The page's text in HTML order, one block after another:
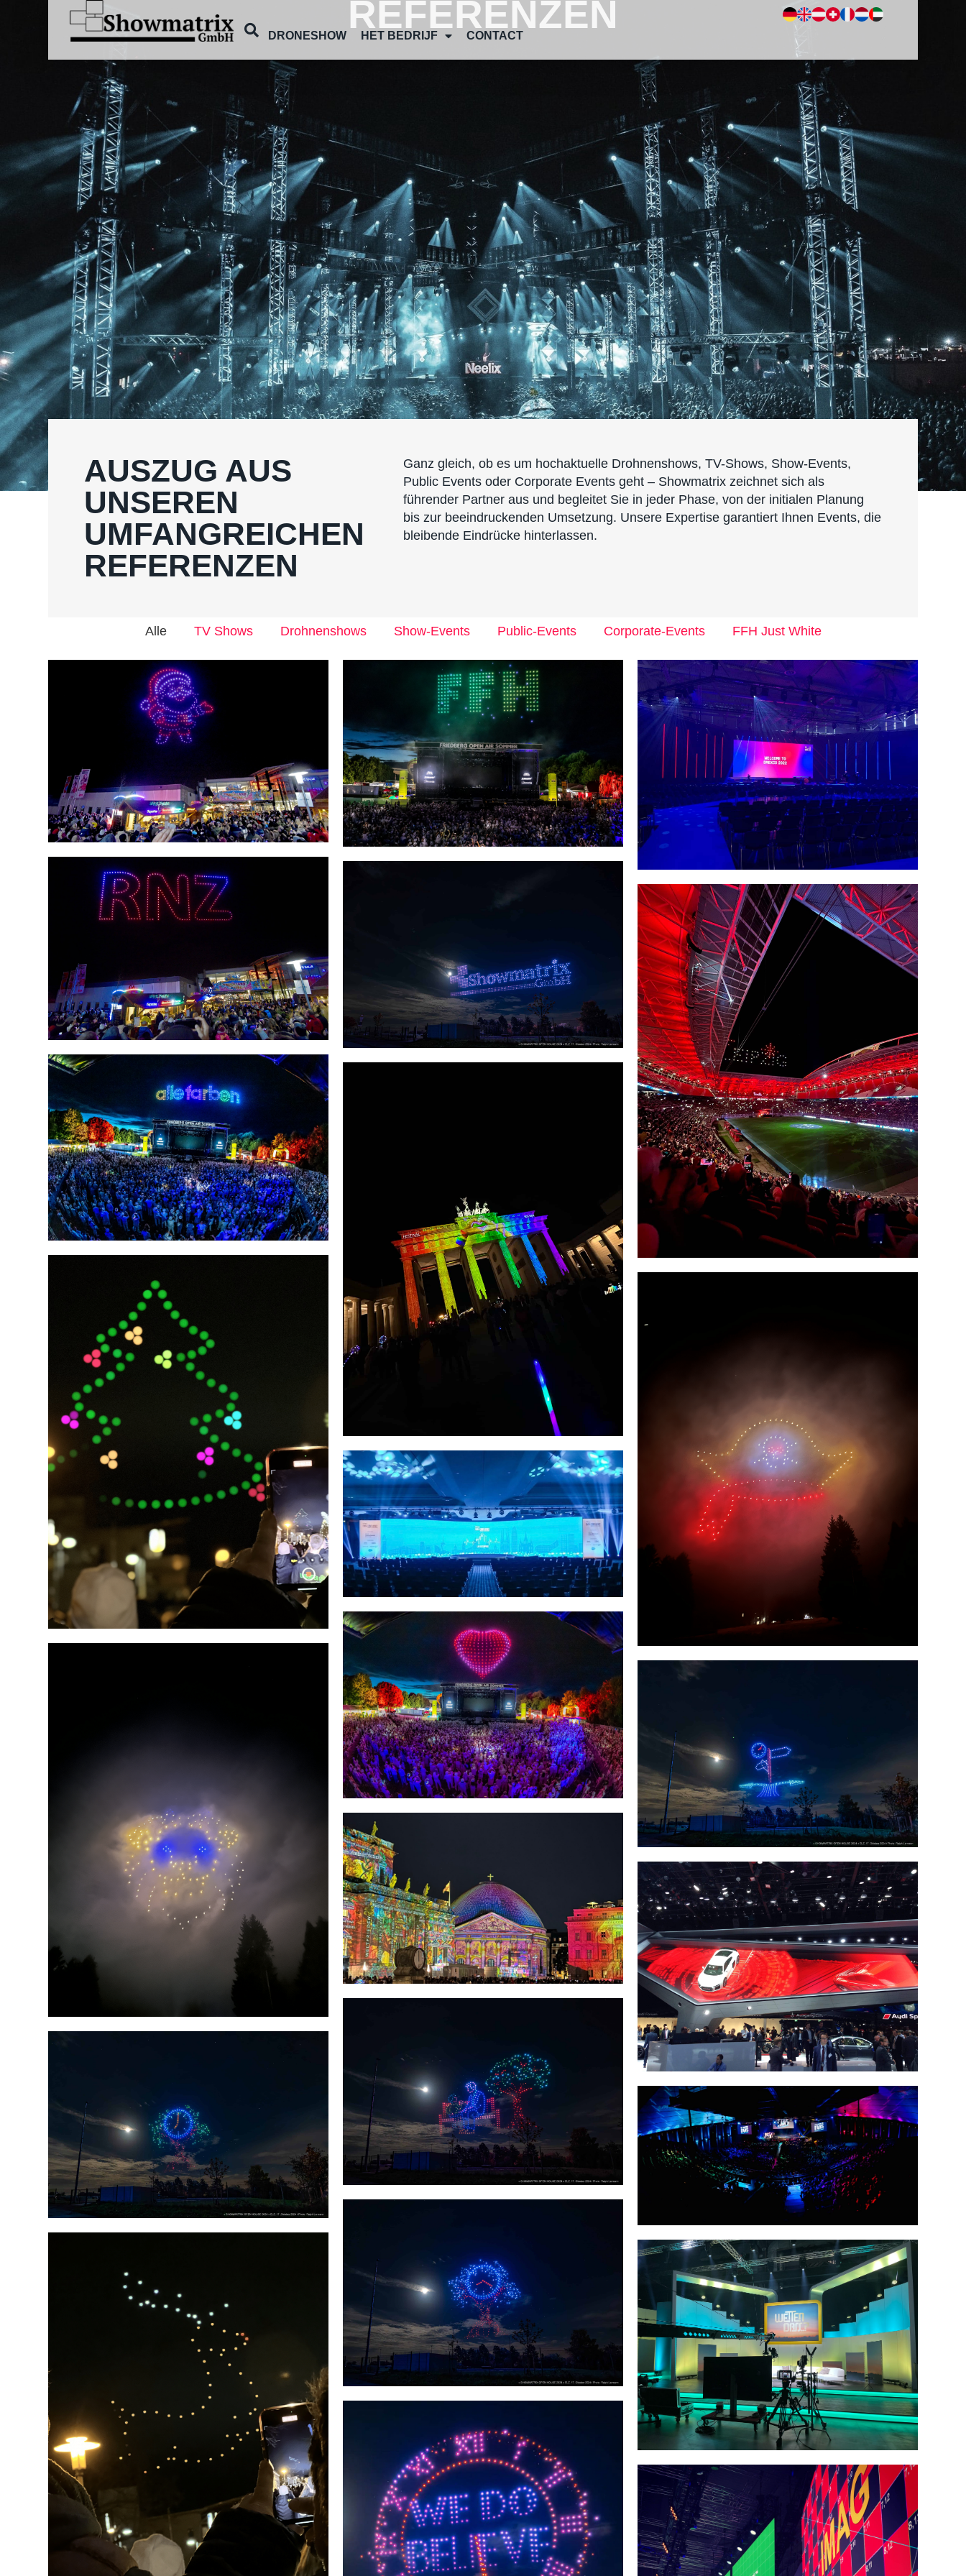
DRONESHOW HET BEDRIJF CONTACT
REFERENZEN
AUSZUG AUS
UNSEREN
UMFANGREICHEN
REFERENZEN
Ganz gleich, ob es um hochaktuelle Drohnenshows, TV-Shows, Show-Events,
Public Events oder Corporate Events geht – Showmatrix zeichnet sich als
führender Partner aus und begleitet Sie in jeder Phase, von der initialen Planung
bis zur beeindruckenden Umsetzung. Unsere Expertise garantiert Ihnen Events, die
bleibende Eindrücke hinterlassen.
Alle TV Shows Drohnenshows Show-Events Public-Events Corporate-Events FFH Just White